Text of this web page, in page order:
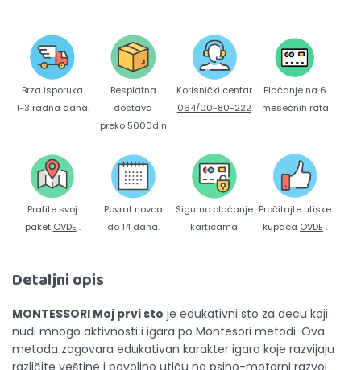
Brza isporuka
1-3 radna dana.
Besplatna
dostava
preko 5000din
Korisnički centar
064/00-80-222
Plaćanje na 6
mesečnih rata
Pratite svoj
paket OVDE .
Povrat novca
do 14 dana.
Sigurno plaćanje
karticama
Pročitajte utiske
kupaca OVDE .
Detaljni opis
MONTESSORI Moj prvi sto je edukativni sto za decu koji
nudi mnogo aktivnosti i igara po Montesori metodi. Ova
metoda zagovara edukativan karakter igara koje razvijaju